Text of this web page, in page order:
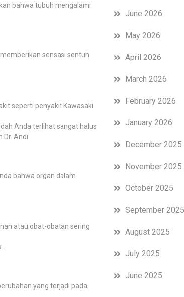
bahwa tubuh mengalami
sensasi sentuh
seperti penyakit Kawasaki
Anda terlihat sangat halus
Andi.
bahwa organ dalam
atau obat-obatan sering
yang terjadi pada
June 2026
May 2026
April 2026
March 2026
February 2026
January 2026
December 2025
November 2025
October 2025
September 2025
August 2025
July 2025
June 2025